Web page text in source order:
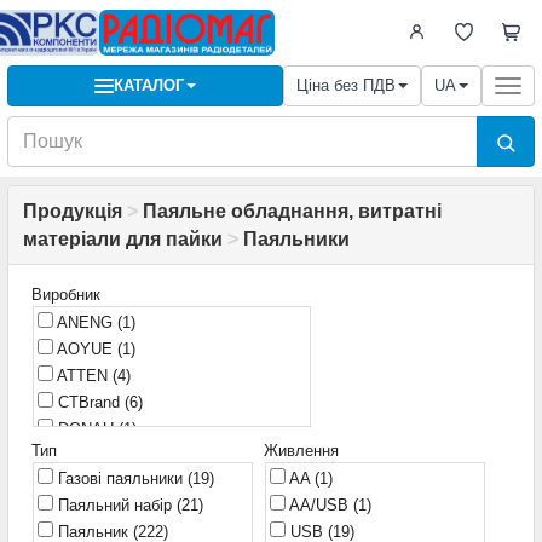
КАТАЛОГ Ціна без ПДВ UA
Продукція > Паяльне обладнання, витратні
матеріали для пайки > Паяльники
Виробник
ANENG (1)
AOYUE (1)
ATTEN (4)
CTBrand (6)
DONAU(1)
Dayrex
EXtools(2)
FNIRSI(9)
Hilda(2)
Тип
Газові паяльники (19)
Паяльний набір (21)
Паяльник (222)
Живлення
AA (1)
AA/USB (1)
USB (19)